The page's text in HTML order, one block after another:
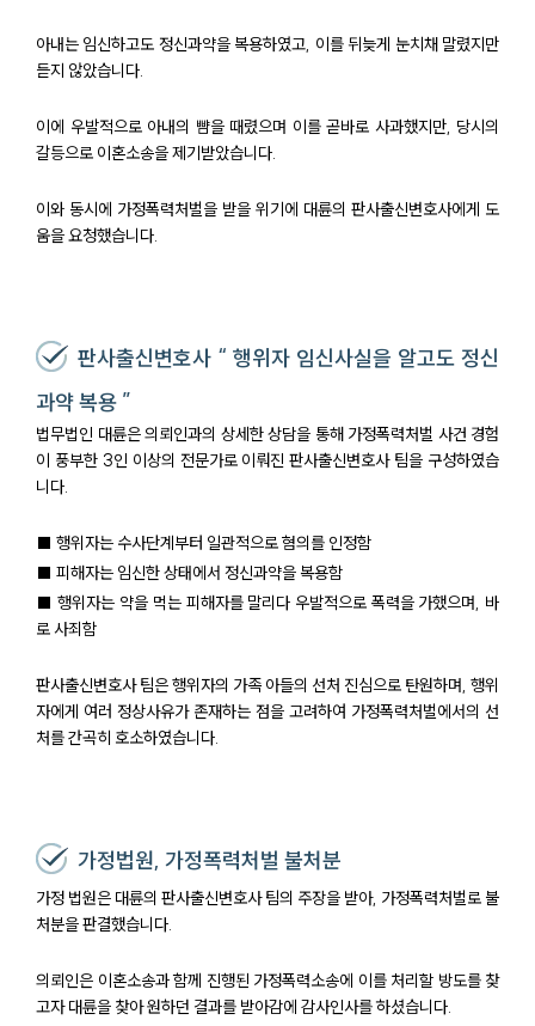
아내는 임신하고도 정신과약을 복용하였고, 이를 뒤늦게 눈치채 말렸지만
듣지 않았습니다.
이에 우발적으로 아내의 뺨을 때렸으며 이를 곧바로 사과했지만, 당시의
갈등으로 이혼소송을 제기받았습니다.
이와 동시에 가정폭력처벌을 받을 위기에 대륜의 판사출신변호사에게 도
움을 요청했습니다.
판사출신변호사 “ 행위자 임신사실을 알고도 정신
과약 복용 ”
법무법인 대륜은 의뢰인과의 상세한 상담을 통해 가정폭력처벌 사건 경험
이 풍부한 3인 이상의 전문가로 이뤄진 판사출신변호사 팀을 구성하였습
니다.
■ 행위자는 수사단계부터 일관적으로 혐의를 인정함
■ 피해자는 임신한 상태에서 정신과약을 복용함
■ 행위자는 약을 먹는 피해자를 말리다 우발적으로 폭력을 가했으며, 바
로 사죄함
판사출신변호사 팀은 행위자의 가족 아들의 선처 진심으로 탄원하며, 행위
자에게 여러 정상사유가 존재하는 점을 고려하여 가정폭력처벌에서의 선
처를 간곡히 호소하였습니다.
가정법원, 가정폭력처벌 불처분
가정 법원은 대륜의 판사출신변호사 팀의 주장을 받아, 가정폭력처벌로 불
처분을 판결했습니다.
의뢰인은 이혼소송과 함께 진행된 가정폭력소송에 이를 처리할 방도를 찾
고자 대륜을 찾아 원하던 결과를 받아감에 감사인사를 하셨습니다.